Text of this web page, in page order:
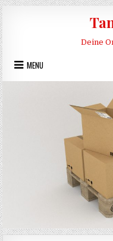
Skip to content
Deine
MENU